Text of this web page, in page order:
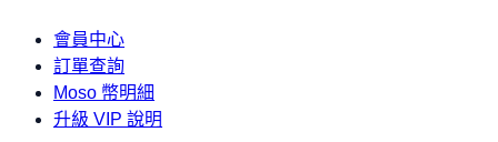
會員中心
訂單查詢
Moso 幣明細
升級 VIP 說明